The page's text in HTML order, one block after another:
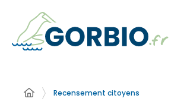
Recensement citoyens